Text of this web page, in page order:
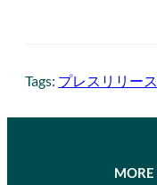
Tags: プレスリリース
MORE